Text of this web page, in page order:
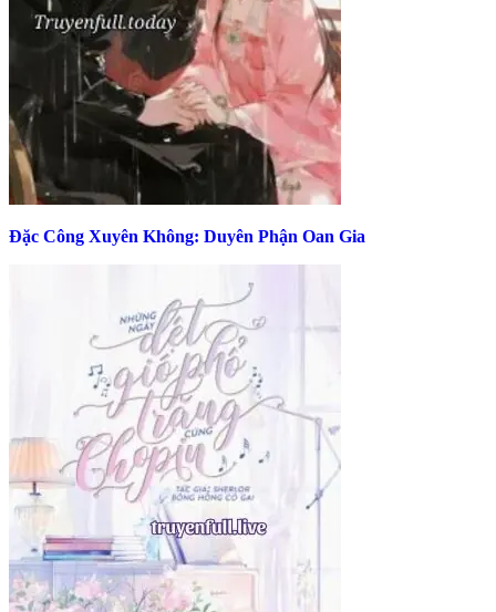
Đặc Công Xuyên Không: Duyên Phận Oan Gia